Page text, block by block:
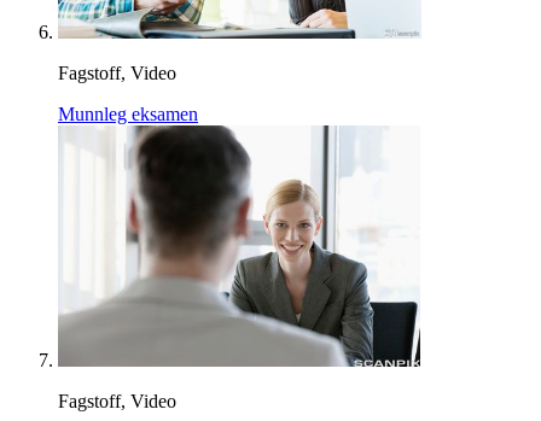
Fagstoff, Video
Munnleg eksamen
Fagstoff, Video